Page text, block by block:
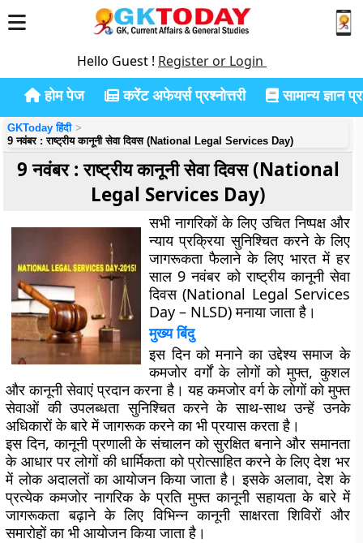
Hello Guest ! Register or Login
होम पेज करेंट अफेयर्स प्रश्नोत्तरी सामान्य ज्ञान
GKToday हिंदी
9 नवंबर : राष्ट्रीय कानूनी सेवा दिवस (National Legal Services Day)
9 नवंबर : राष्ट्रीय कानूनी सेवा दिवस (National
Legal Services Day)
सभी नागरिकों के लिए उचित निष्पक्ष और
न्याय प्रक्रिया सुनिश्चित करने के लिए
जागरूकता फैलाने के लिए भारत में हर
साल 9 नवंबर को राष्ट्रीय कानूनी सेवा
दिवस (National Legal Services
Day – NLSD) मनाया जाता है।
मुख्य बिंदु
इस दिन को मनाने का उद्देश्य समाज के
कमजोर वर्गों के लोगों को मुफ्त, कुशल
और कानूनी सेवाएं प्रदान करना है। यह कमजोर वर्ग के लोगों को मुफ्त
सेवाओं की उपलब्धता सुनिश्चित करने के साथ-साथ उन्हें उनके
अधिकारों के बारे में जागरूक करने का भी प्रयास करता है।
इस दिन, कानूनी प्रणाली के संचालन को सुरक्षित बनाने और समानता
के आधार पर लोगों की धार्मिकता को प्रोत्साहित करने के लिए देश भर
में लोक अदालतों का आयोजन किया जाता है। इसके अलावा, देश के
प्रत्येक कमजोर नागरिक के प्रति मुफ्त कानूनी सहायता के बारे में
जागरूकता बढ़ाने के लिए विभिन्न कानूनी साक्षरता शिविरों और
समारोहों का भी आयोजन किया जाता है।